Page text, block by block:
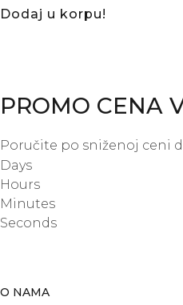
Dodaj u korpu!
PROMO CENA
Poručite po sniženoj ceni
Days
Hours
Minutes
Seconds
O NAMA